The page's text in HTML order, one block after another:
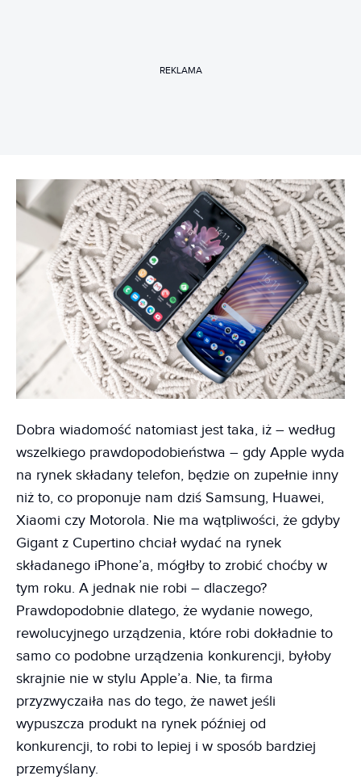
REKLAMA
Dobra wiadomość natomiast jest taka, iż – według
wszelkiego prawdopodobieństwa – gdy Apple wyda
na rynek składany telefon, będzie on zupełnie inny
niż to, co proponuje nam dziś Samsung, Huawei,
Xiaomi czy Motorola. Nie ma wątpliwości, że gdyby
Gigant z Cupertino chciał wydać na rynek
składanego iPhone’a, mógłby to zrobić choćby w
tym roku. A jednak nie robi – dlaczego?
Prawdopodobnie dlatego, że wydanie nowego,
rewolucyjnego urządzenia, które robi dokładnie to
samo co podobne urządzenia konkurencji, byłoby
skrajnie nie w stylu Apple’a. Nie, ta firma
przyzwyczaiła nas do tego, że nawet jeśli
wypuszcza produkt na rynek później od
konkurencji, to robi to lepiej i w sposób bardziej
przemyślany.